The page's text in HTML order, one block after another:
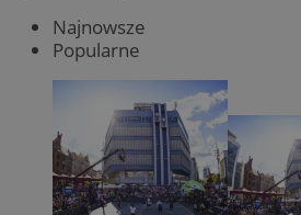
Najnowsze
Popularne